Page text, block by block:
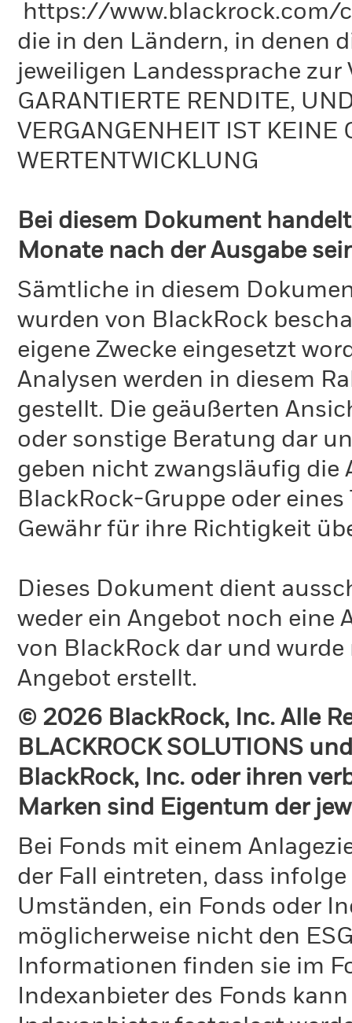
https://www.blackrock.com/
die in den Ländern, in denen
jeweiligen Landessprache zur
GARANTIERTE RENDITE,
VERGANGENHEIT IST KEINE
WERTENTWICKLUNG
Bei diesem Dokument
Monate nach der Ausgabe
Sämtliche in diesem
wurden von BlackRock
eigene Zwecke eingesetzt
Analysen werden in diesem
gestellt. Die geäußerten
oder sonstige Beratung dar
geben nicht zwangsläufig die
BlackRock-Gruppe oder
Gewähr für ihre Richtigkeit
Dieses Dokument dient
weder ein Angebot noch eine
von BlackRock dar und
Angebot erstellt.
© 2026 BlackRock, Inc. Alle
BLACKROCK SOLUTIONS
BlackRock, Inc. oder ihren
Marken sind Eigentum der
Bei Fonds mit einem
der Fall eintreten, dass
Umständen, ein Fonds oder
möglicherweise nicht den
Informationen finden sie im
Indexanbieter des Fonds